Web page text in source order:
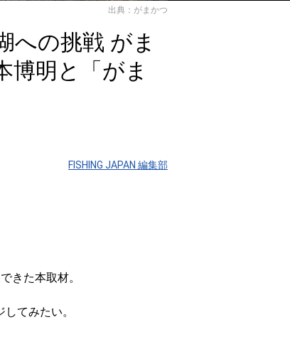
出典：がまかつ
への挑戦 がま
博明と「がま
FISHING JAPAN 編集部
きた本取材。
てみたい。